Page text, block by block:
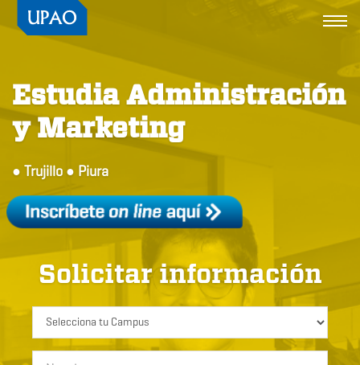
Estudia Administración
y Marketing
● Trujillo ● Piura
Solicitar información